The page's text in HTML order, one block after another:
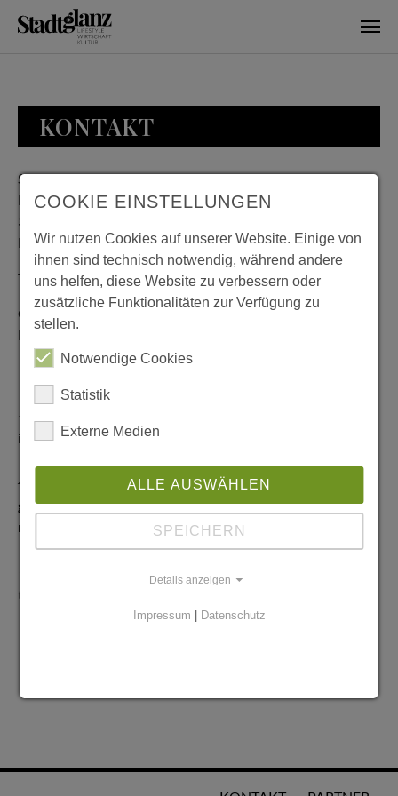
KONTAKT
Stadtglanz / mediaworld GmbH
Bankplatz 8
38100 Braunschweig
Deutschland
Telefon: 0531 482010-20
Geschäftszeiten: Montag bis Donnerstag 08:00 bis 18:00;
Freitag 08:00 bis 15:00
Redaktionelle Anfragen
info@stadtglanz.de
Anzeigen-Service
graen@mediaworldgmbh.deoder
meyer@mediaworldgmbh.de
tipps@stadtglanz.de
COOKIE EINSTELLUNGEN
Wir nutzen Cookies auf unserer Website. Einige von
ihnen sind technisch notwendig, während andere
uns helfen, diese Website zu verbessern oder
zusätzliche Funktionalitäten zur Verfügung zu
stellen.
Notwendige Cookies
Statistik
Externe Medien
ALLE AUSWÄHLEN
SPEICHERN
Details anzeigen
Impressum | Datenschutz